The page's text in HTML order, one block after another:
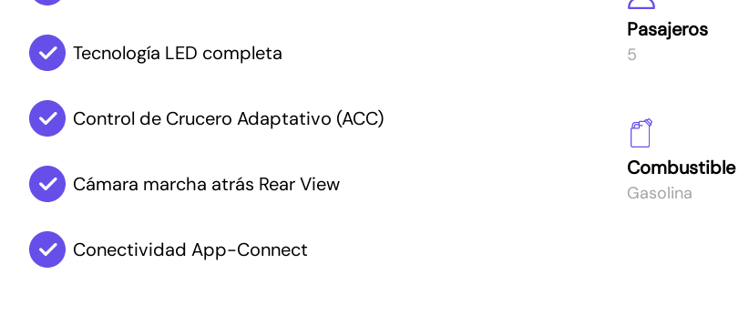
Disfruta de tu Volkswagen T-Roc Connect
desde 359€/mes
Tecnología LED completa
Control de Crucero Adaptativo (ACC)
Cámara marcha atrás Rear View
Conectividad App-Connect
Pasajeros
5
Combustible
Gasolina